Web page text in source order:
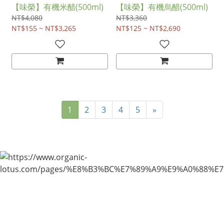
【味榮】有機米醋(500ml)
NT$4,080
NT$155 ~ NT$3,265
【味榮】有機烏醋(500ml)
NT$3,360
NT$125 ~ NT$2,690
1 2 3 4 5 »